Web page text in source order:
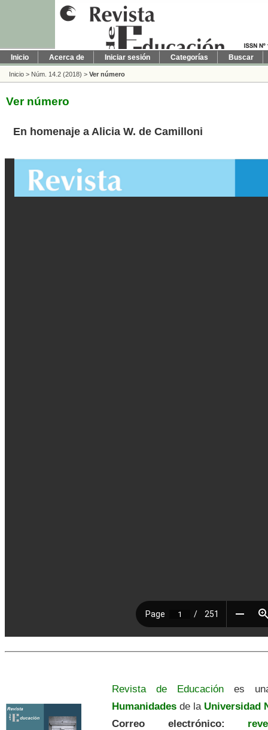
Inicio Acerca de Iniciar sesión Categorías Buscar
Inicio > Núm. 14.2 (2018) > Ver número
Ver número
En homenaje a Alicia W. de Camilloni
Revista de Educación es
Humanidades de la Universidad
Correo electrónico: